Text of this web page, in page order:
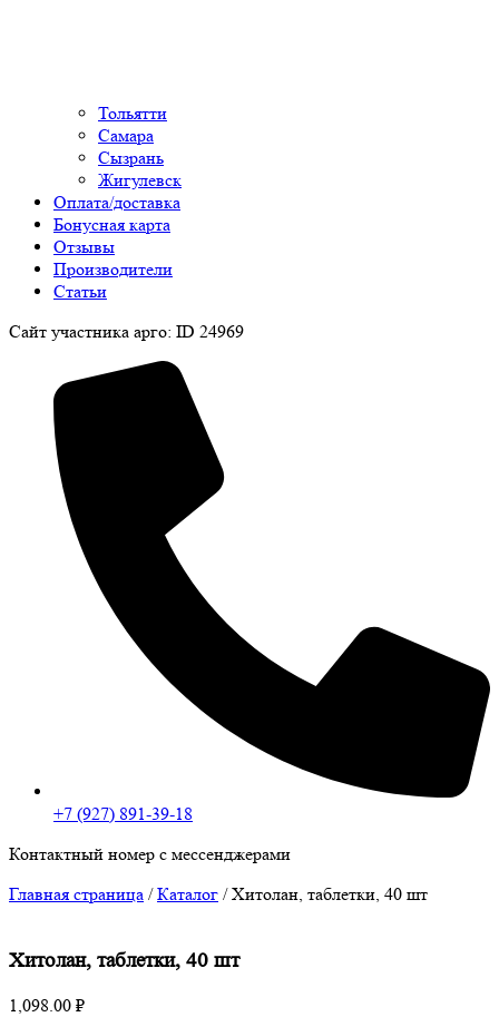
Тольятти
Самара
Сызрань
Жигулевск
Оплата/доставка
Бонусная карта
Отзывы
Производители
Статьи
Сайт участника арго: ID 24969
+7 (927) 891-39-18
Контактный номер с мессенджерами
Главная страница /Каталог /Хитолан, таблетки, 40 шт
Хитолан, таблетки, 40 шт
1,098.00 ₽